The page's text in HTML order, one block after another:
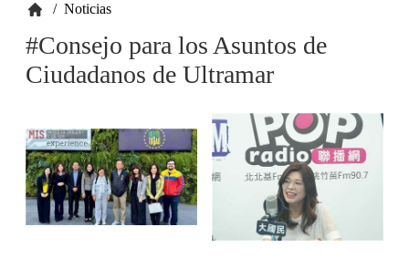
/ Noticias
#Consejo para los Asuntos de
Ciudadanos de Ultramar